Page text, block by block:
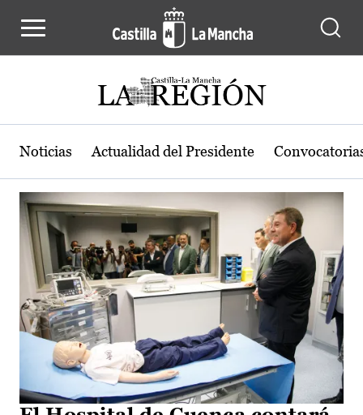
Actualidad de la región de Castilla-
Noticias Actualidad del Presidente